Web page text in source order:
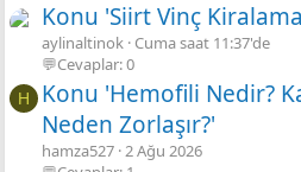
Konu 'Siirt Vinç
aylinaltinok Cuma saat 11:37'de
💬Cevaplar: 0
H
Konu 'Hemofili Nedir?
Neden Zorlaşır?'
hamza527 2 Ağu 2026